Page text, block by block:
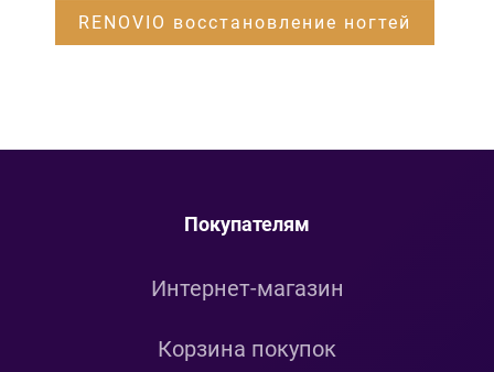
RENOVIO восстановление ногтей
Покупателям
Интернет-магазин
Корзина покупок